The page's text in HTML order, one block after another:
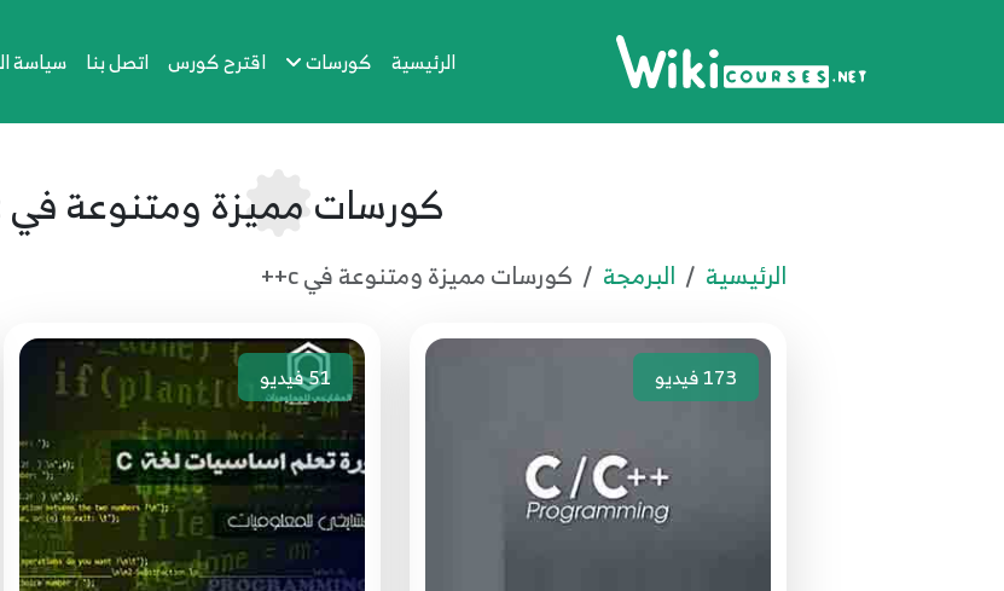
الرئيسية كورسات اقترح كورس اتصل بنا سياسة
كورسات مميزة ومتنوعة في c++
الرئيسية البرمجة كورسات مميزة ومتنوعة في c++
173فيديو 51فيديو